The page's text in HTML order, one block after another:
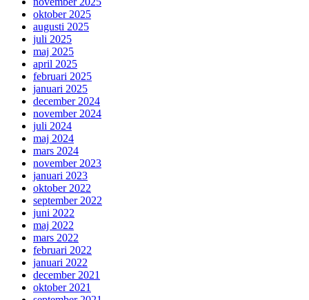
oktober 2025
augusti 2025
juli 2025
maj 2025
april 2025
februari 2025
januari 2025
december 2024
november 2024
juli 2024
maj 2024
mars 2024
november 2023
januari 2023
oktober 2022
september 2022
juni 2022
maj 2022
mars 2022
februari 2022
januari 2022
december 2021
oktober 2021